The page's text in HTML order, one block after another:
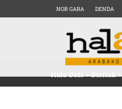
NOR GARA DENDA
Hala Bedi>Berriak